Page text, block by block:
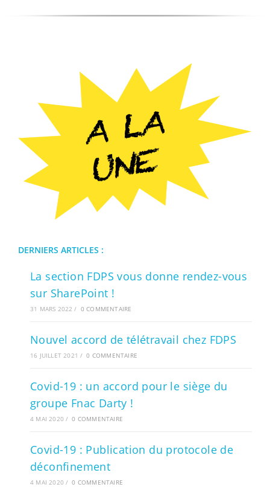
DERNIERS ARTICLES :
La section FDPS vous donne rendez-vous
sur SharePoint !
31 MARS 2022 / 0 COMMENTAIRE
Nouvel accord de télétravail chez FDPS
16 JUILLET 2021 / 0 COMMENTAIRE
Covid-19 : un accord pour le siège du
groupe Fnac Darty !
4 MAI 2020 / 0 COMMENTAIRE
Covid-19 : Publication du protocole de
déconfinement
4 MAI 2020 / 0 COMMENTAIRE